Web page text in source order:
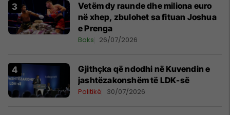
Vetëm dy raunde dhe miliona euro
në xhep, zbulohet sa fituan Joshua
e Prenga
Boks 26/07/2026
Gjithçka që ndodhi në Kuvendin e
jashtëzakonshëm të LDK-së
Politikë 30/07/2026